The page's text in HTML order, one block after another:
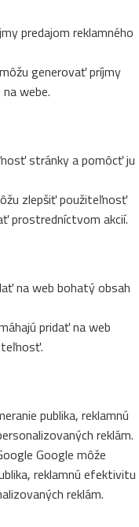
predajom reklamného
generovať príjmy
webe.
stránky a pomôcť ju
zlepšiť použiteľnosť
prostredníctvom akcií.
na web bohatý obsah
pridať na web
publika, reklamnú
reklám.
Google môže
reklamnú efektivitu
reklám.